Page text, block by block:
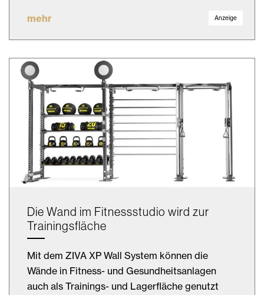
mehr Anzeige
Die Wand im Fitnessstudio wird zur
Trainingsfläche
Mit dem ZIVA XP Wall System können die
Wände in Fitness- und Gesundheitsanlagen
auch als Trainings- und Lagerfläche genutzt